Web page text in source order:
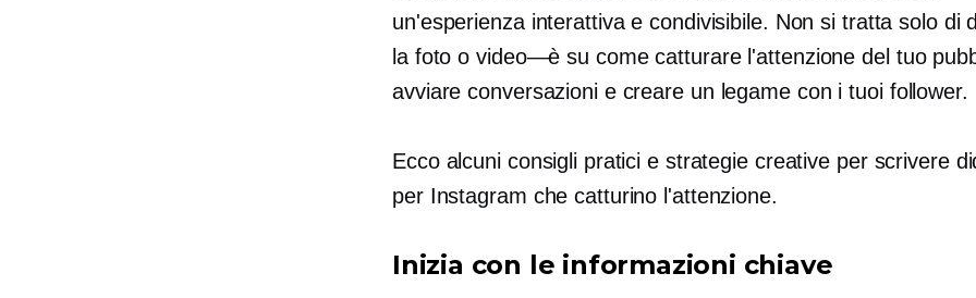
un'esperienza interattiva e condivisibile. Non si tratta solo di
la foto ovideo—è su come catturare l'attenzione del tuo
avviare conversazioni e creare un legame con i tuoi follower.
Ecco alcuni consigli pratici e strategie creative per scrivere
per Instagram che catturino l'attenzione.
Inizia con le informazioni chiave